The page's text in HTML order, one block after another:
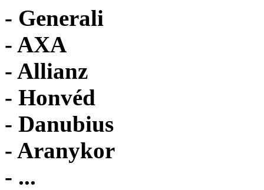
- Generali
- AXA
- Allianz
- Honvéd
- Danubius
- Aranykor
- ...